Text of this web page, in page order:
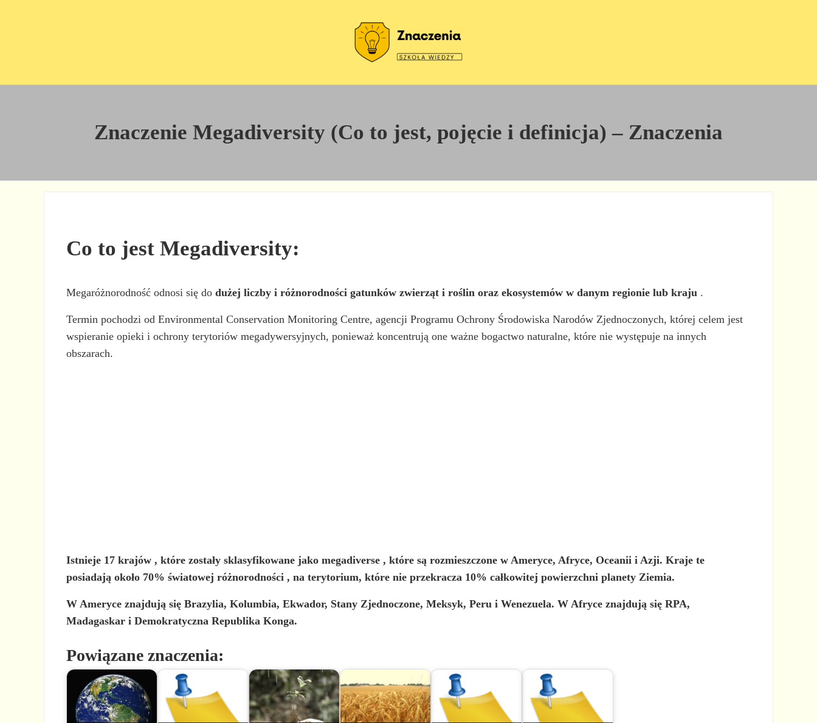
Znaczenie Megadiversity (Co to jest, pojęcie i definicja) – Znaczenia
Co to jest Megadiversity:
Megaróżnorodność odnosi się dodużej liczby i różnorodności gatunków zwierząt i roślin oraz ekosystemów w danym regionie lub kraju .
Termin pochodzi od Environmental Conservation Monitoring Centre, agencji Programu Ochrony Środowiska Narodów Zjednoczonych, której celem jest
wspieranie opieki i ochrony terytoriów megadywersyjnych, ponieważ koncentrują one ważne bogactwo naturalne, które nie występuje na innych
obszarach.
Istnieje 17 krajów, które zostałysklasyfikowane jako megadiverse , które są rozmieszczone w Ameryce, Afryce, Oceanii i Azji. Kraje te
posiadają około 70% światowej różnorodności , na terytorium, które nie przekracza 10% całkowitej powierzchni planety Ziemia.
W Ameryce znajdują się Brazylia, Kolumbia, Ekwador, Stany Zjednoczone, Meksyk, Peru i Wenezuela. W Afryce znajdują się RPA,
Madagaskar i Demokratyczna Republika Konga.
Powiązane znaczenia: